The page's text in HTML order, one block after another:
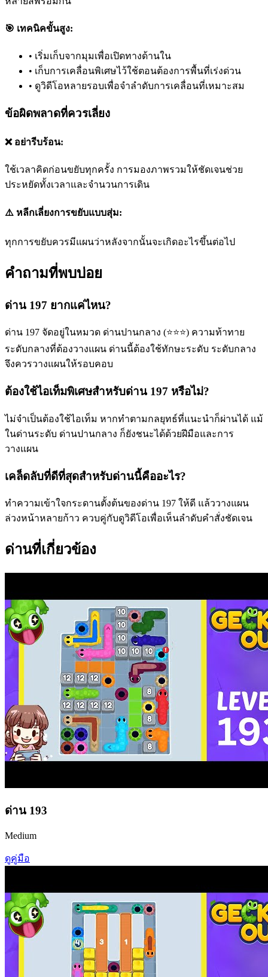
🎯 เทคนิคขั้นสูง:
• เริ่มเก็บจากมุมเพื่อเปิดทางด้านใน
• เก็บการเคลื่อนพิเศษไว้ใช้ตอนต้องการพื้นที่เร่งด่วน
• ดูวิดีโอหลายรอบเพื่อจำลำดับการเคลื่อนที่เหมาะสม
ข้อผิดพลาดที่ควรเลี่ยง
❌ อย่ารีบร้อน:
ใช้เวลาคิดก่อนขยับทุกครั้ง การมองภาพรวมให้ชัดเจนช่วย
ประหยัดทั้งเวลาและจำนวนการเดิน
⚠️ หลีกเลี่ยงการขยับแบบสุ่ม:
ทุกการขยับควรมีแผนว่าหลังจากนั้นจะเกิดอะไรขึ้นต่อไป
คำถามที่พบบ่อย
ด่าน 197 ยากแค่ไหน?
ด่าน 197 จัดอยู่ในหมวด ด่านปานกลาง (⭐⭐⭐) ความท้าทาย
ระดับกลางที่ต้องวางแผน ด่านนี้ต้องใช้ทักษะระดับ ระดับกลาง
จึงควรวางแผนให้รอบคอบ
ต้องใช้ไอเท็มพิเศษสำหรับด่าน 197 หรือไม่?
ไม่จำเป็นต้องใช้ไอเท็ม หากทำตามกลยุทธ์ที่แนะนำก็ผ่านได้ แม้
ในด่านระดับ ด่านปานกลาง ก็ยังชนะได้ด้วยฝีมือและการ
วางแผน
เคล็ดลับที่ดีที่สุดสำหรับด่านนี้คืออะไร?
ทำความเข้าใจกระดานตั้งต้นของด่าน 197 ให้ดี แล้ววางแผน
ล่วงหน้าหลายก้าว ควบคู่กับดูวิดีโอเพื่อเห็นลำดับคำสั่งชัดเจน
ด่านที่เกี่ยวข้อง
ด่าน 193
Medium
ดูคู่มือ